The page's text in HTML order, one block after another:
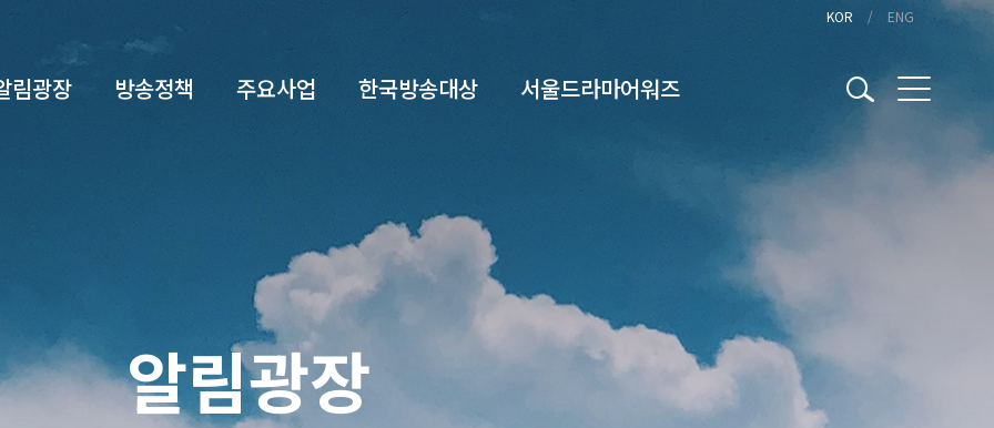
KOR ENG
림광장 방송정책 주요사업 한국방송대상 서울드라마어워즈
알림광장